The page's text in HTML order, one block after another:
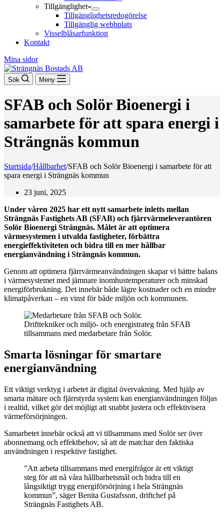
Tillgänglighet
Tillgänglighetsredogörelse
Tillgänglig webbplats
Visselblåsarfunktion
Kontakt
Mina sidor
Sök Meny
SFAB och Solör Bioenergi i
samarbete för att spara energi i
Strängnäs kommun
Startsida/Hållbarhet/SFAB och Solör Bioenergi i samarbete för att
spara energi i Strängnäs kommun
23 juni, 2025
Under våren 2025 har ett nytt samarbete inletts mellan
Strängnäs Fastighets AB (SFAB) och fjärrvärmeleverantören
Solör Bioenergi Strängnäs. Målet är att optimera
värmesystemen i utvalda fastigheter, förbättra
energieffektiviteten och bidra till en mer hållbar
energianvändning i Strängnäs kommun.
Genom att optimera fjärrvärmeanvändningen skapar vi bättre balans
i värmesystemet med jämnare inomhustemperaturer och minskad
energiförbrukning. Det innebär både lägre kostnader och en mindre
klimatpåverkan – en vinst för både miljön och kommunen.
Drifttekniker och miljö- och energistrateg från SFAB
tillsammans med medarbetare från Solör.
Smarta lösningar för smartare
energianvändning
Ett viktigt verktyg i arbetet är digital övervakning. Med hjälp av
smarta mätare och fjärrstyrda system kan energianvändningen följas
i realtid, vilket gör det möjligt att snabbt justera och effektivisera
värmeförsörjningen.
Samarbetet innebär också att vi tillsammans med Solör ser över
abonnemang och effektbehov, så att de matchar den faktiska
användningen i respektive fastighet.
”Att arbeta tillsammans med energifrågor är ett viktigt
steg för att nå våra hållbarhetsmål och bidra till en
långsiktigt trygg energiförsörjning i hela Strängnäs
kommun”, säger Benita Gustafsson, driftchef på
Strängnäs Fastighets AB.